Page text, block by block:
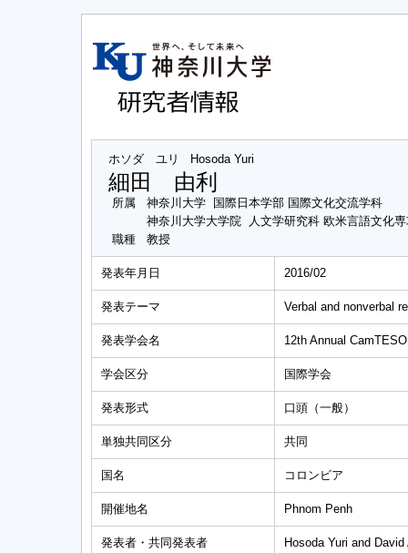
ホソダ ユリ Hosoda Yuri
細田 由利
所属
神奈川大学 国際日本学部 国際文化交流学科
神奈川大学大学院 人文学研究科 欧米言語文化
職種
教授
発表年月日 2016/02
発表テーマ Verbal and nonverbal
発表学会名 12th Annual
学会区分 国際学会
発表形式 口頭（一般）
単独共同区分 共同
国名 コロンビア
開催地名 Phnom Penh
発表者・共同発表者 Hosoda Yuri and David